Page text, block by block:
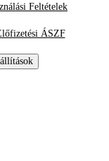
Feltételek
ÁSZF